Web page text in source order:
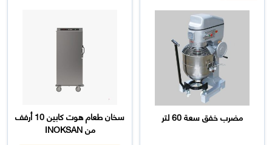
مضرب خفق سعة 60 لتر
سخان طعام هوت كابين 10 أرفف
من INOKSAN